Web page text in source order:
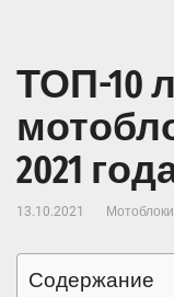
ТОП-10
2021
13.10.2021 Мотоблоки
Содержание